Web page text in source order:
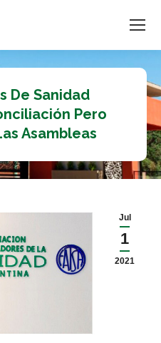
De Sanidad
Pero
Asambleas
Jul
1
2021